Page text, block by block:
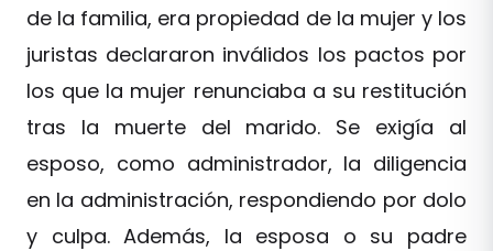
de la familia, era propiedad de la mujer y los
juristas declararon inválidos los pactos por
los que la mujer renunciaba a su restitución
tras la muerte del marido. Se exigía al
esposo, como administrador, la diligencia
en la administración, respondiendo por dolo
y culpa. Además, la esposa o su padre